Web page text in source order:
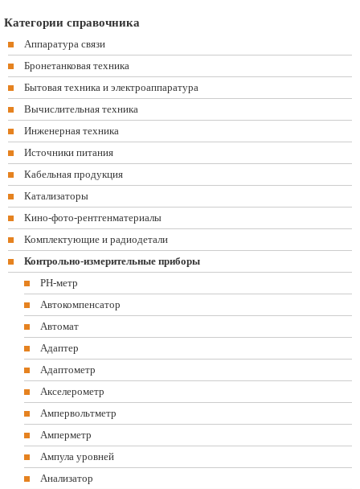
Категории справочника
Аппаратура связи
Бронетанковая техника
Бытовая техника и электроаппаратура
Вычислительная техника
Инженерная техника
Источники питания
Кабельная продукция
Катализаторы
Кино-фото-рентгенматериалы
Комплектующие и радиодетали
Контрольно-измерительные приборы
PH-метр
Автокомпенсатор
Автомат
Адаптер
Адаптометр
Акселерометр
Ампервольтметр
Амперметр
Ампула уровней
Анализатор